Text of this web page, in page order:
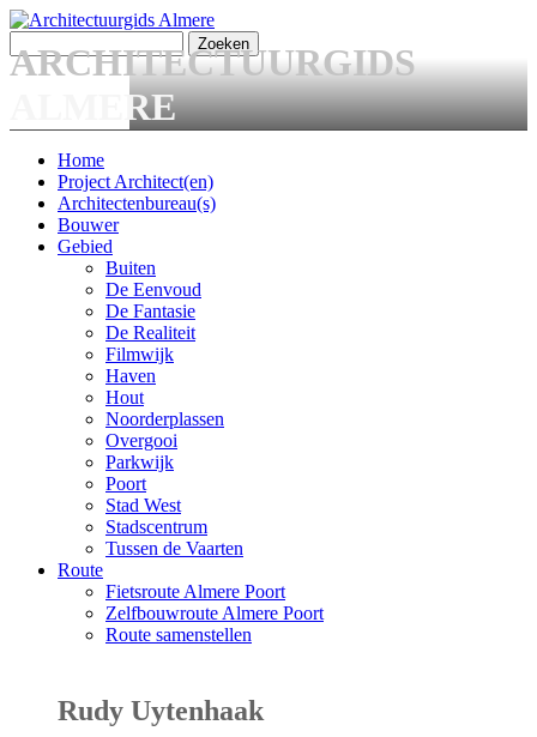
Overslaan en naar de algemene inhoud gaan
Zoekveld
ARCHITECTUURGIDS
ALMERE
Main menu
Home
Project Architect(en)
Architectenbureau(s)
Bouwer
Gebied
Buiten
De Eenvoud
De Fantasie
De Realiteit
Filmwijk
Haven
Hout
Noorderplassen
Overgooi
Parkwijk
Poort
Stad West
Stadscentrum
Tussen de Vaarten
Route
Fietsroute Almere Poort
Zelfbouwroute Almere Poort
Route samenstellen
Rudy Uytenhaak